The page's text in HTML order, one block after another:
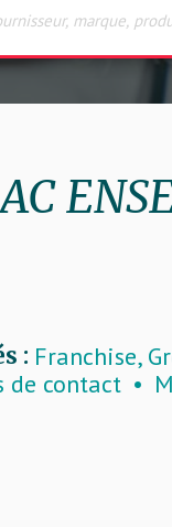
: Franchise,
de contact